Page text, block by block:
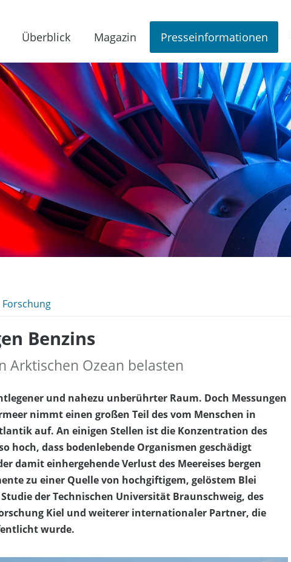
Überblick Magazin Presseinformationen
Forschung
Benzins
Arktischen Ozean belasten
und nahezu unberührter Raum. Doch Messungen
nimmt einen großen Teil des vom Menschen in
auf. An einigen Stellen ist die Konzentration des
hoch, dass bodenlebende Organismen geschädigt
damit einhergehende Verlust des Meereises bergen
zu einer Quelle von hochgiftigem, gelöstem Blei
der Technischen Universität Braunschweig, des
Kiel und weiterer internationaler Partner, die
wurde.